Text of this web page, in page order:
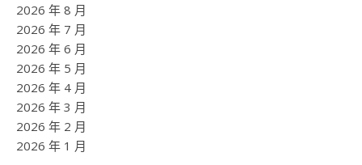
2026 年 8 月
2026 年 7 月
2026 年 6 月
2026 年 5 月
2026 年 4 月
2026 年 3 月
2026 年 2 月
2026 年 1 月